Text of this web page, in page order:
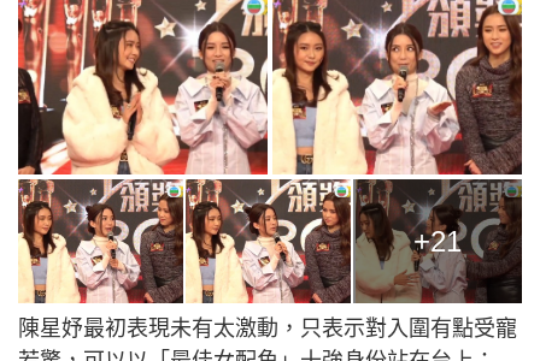
+21
陳星妤最初表現未有太激動，只表示對入圍有點受寵